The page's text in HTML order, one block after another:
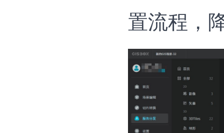
置流程，